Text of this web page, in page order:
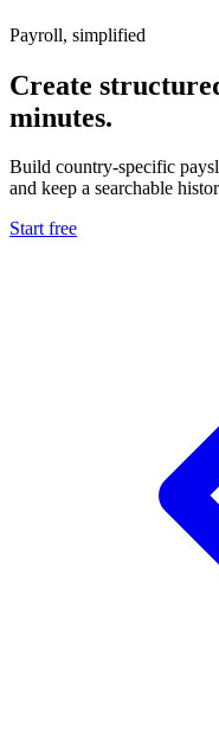
Payroll, simplified
Create
minutes.
Build country-specific
and keep a searchable
Start free